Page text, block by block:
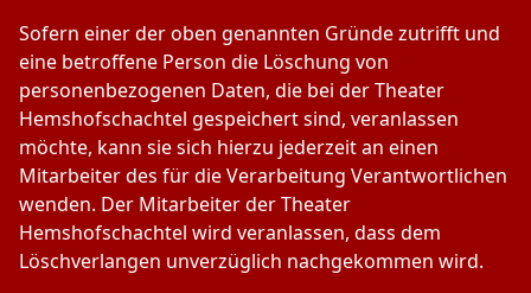
Sofern einer der oben genannten Gründe zutrifft und
eine betroffene Person die Löschung von
personenbezogenen Daten, die bei der Theater
Hemshofschachtel gespeichert sind, veranlassen
möchte, kann sie sich hierzu jederzeit an einen
Mitarbeiter des für die Verarbeitung Verantwortlichen
wenden. Der Mitarbeiter der Theater
Hemshofschachtel wird veranlassen, dass dem
Löschverlangen unverzüglich nachgekommen wird.